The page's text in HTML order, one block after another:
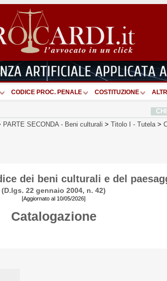
CODICE PROC. PENALE COSTITUZIONE ALTRI
PARTE SECONDA - Beni culturali > Titolo I - Tutela >
dei beni culturali e del
(D.lgs. 22 gennaio 2004, n. 42)
[Aggiornato al 10/05/2026]
Catalogazione